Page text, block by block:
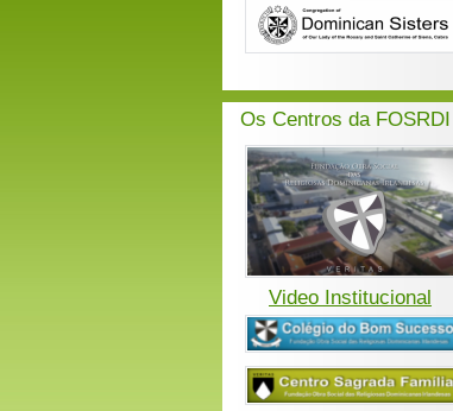
Os Centros da FOSRDI
Video Institucional